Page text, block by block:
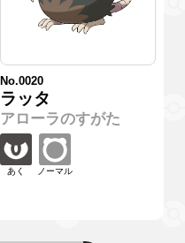
No.0020
ラッタ
アローラのすがた
あく ノーマル